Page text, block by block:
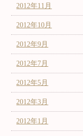
2012年11月
2012年10月
2012年9月
2012年7月
2012年5月
2012年3月
2012年1月